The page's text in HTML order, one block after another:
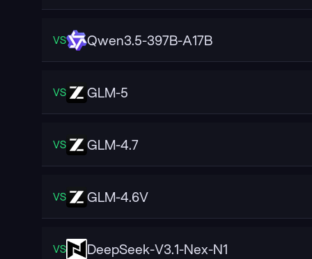
VS Qwen3.5-397B-A17B
VS GLM-5
VS GLM-4.7
VS GLM-4.6V
VS DeepSeek-V3.1-Nex-N1